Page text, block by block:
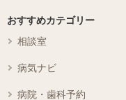
おすすめカテゴリー
相談室
病気ナビ
病院・歯科予約